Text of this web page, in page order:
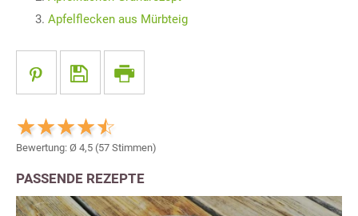
Apfelflecken aus Mürbteig
Bewertung: Ø 4,5 (57 Stimmen)
PASSENDE REZEPTE